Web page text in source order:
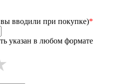
вводили при покупке)*
указан в любом формате